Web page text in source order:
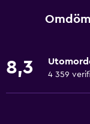
Fläkt
8,3 4 359